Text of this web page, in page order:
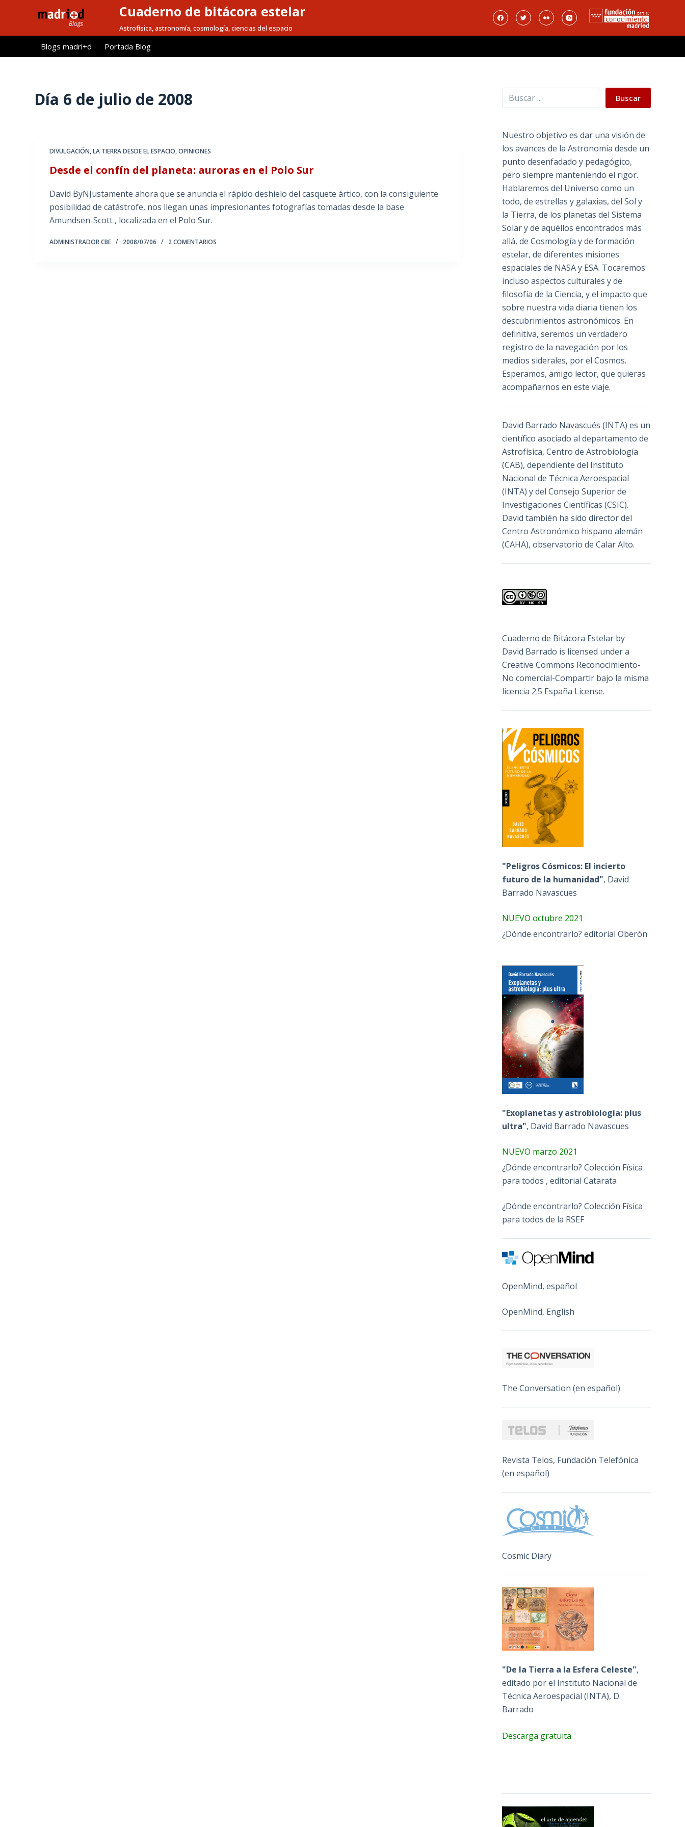
l
Cuaderno de bitácora estelar
Astrofísica, astronomía, cosmología, ciencias del espacio
Blogs madri+d Portada Blog
Día 6 de julio de 2008
DIVULGACIÓN,LA TIERRA DESDE EL ESPACIO,OPINIONES
Desde el confín del planeta: auroras en el Polo Sur
David ByNJustamente ahora que se anuncia el rápido deshielo del casquete ártico, con la consiguiente
posibilidad de catástrofe, nos llegan unas impresionantes fotografías tomadas desde la base
Amundsen-Scott , localizada en el Polo Sur.
ADMINISTRADOR CBE 2008/07/06 2 COMENTARIOS
Buscar Buscar
Nuestro objetivo es dar una visión de
los avances de la Astronomía desde un
punto desenfadado y pedagógico,
pero siempre manteniendo el rigor.
Hablaremos del Universo como un
todo, de estrellas y galaxias, del Sol y
la Tierra, de los planetas del Sistema
Solar y de aquéllos encontrados más
allá, de Cosmología y de formación
estelar, de diferentes misiones
espaciales de NASA y ESA. Tocaremos
incluso aspectos culturales y de
filosofía de la Ciencia, y el impacto que
sobre nuestra vida diaria tienen los
descubrimientos astronómicos. En
definitiva, seremos un verdadero
registro de la navegación por los
medios siderales, por el Cosmos.
Esperamos, amigo lector, que quieras
acompañarnos en este viaje.
David Barrado Navascués (INTA) es un
científico asociado al departamento de
Astrofísica, Centro de Astrobiología
(CAB), dependiente del Instituto
Nacional de Técnica Aeroespacial
(INTA) y del Consejo Superior de
Investigaciones Científicas (CSIC).
David también ha sido director del
Centro Astronómico hispano alemán
(CAHA), observatorio de Calar Alto.
Cuaderno de Bitácora Estelar by
David Barrado is licensed under a
Creative Commons Reconocimiento-
No comercial-Compartir bajo la misma
licencia 2.5 España License.
"Peligros Cósmicos: El incierto
futuro de la humanidad", David
Barrado Navascues
NUEVO octubre 2021
¿Dónde encontrarlo? editorial Oberón
"Exoplanetas y astrobiología: plus
ultra", David Barrado Navascues
NUEVO marzo 2021
¿Dónde encontrarlo? Colección Física
para todos , editorial Catarata
¿Dónde encontrarlo? Colección Física
para todos de la RSEF
OpenMind, español
OpenMind, English
The Conversation (en español)
Revista Telos, Fundación Telefónica
(en español)
Cosmic Diary
"De la Tierra a la Esfera Celeste",
editado por el Instituto Nacional de
Técnica Aeroespacial (INTA), D.
Barrado
Descarga gratuita